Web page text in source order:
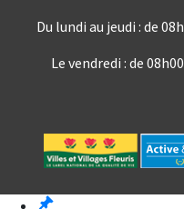
Du lundi au jeudi : de
Le vendredi : de